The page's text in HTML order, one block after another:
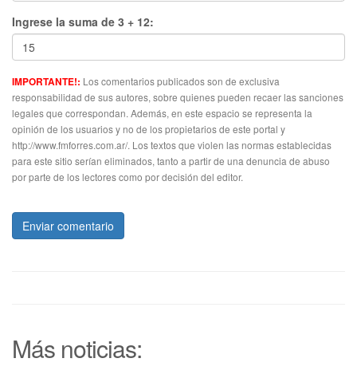
Ingrese la suma de 3 + 12:
IMPORTANTE!: Los comentarios publicados son de exclusiva
responsabilidad de sus autores, sobre quienes pueden recaer las sanciones
legales que correspondan. Además, en este espacio se representa la
opinión de los usuarios y no de los propietarios de este portal y
http://www.fmforres.com.ar/. Los textos que violen las normas establecidas
para este sitio serían eliminados, tanto a partir de una denuncia de abuso
por parte de los lectores como por decisión del editor.
Enviar comentario
Más noticias: